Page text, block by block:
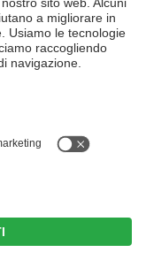
desidera vivere il
autentici, alloggi e
aggiornamento dei
chiedendo